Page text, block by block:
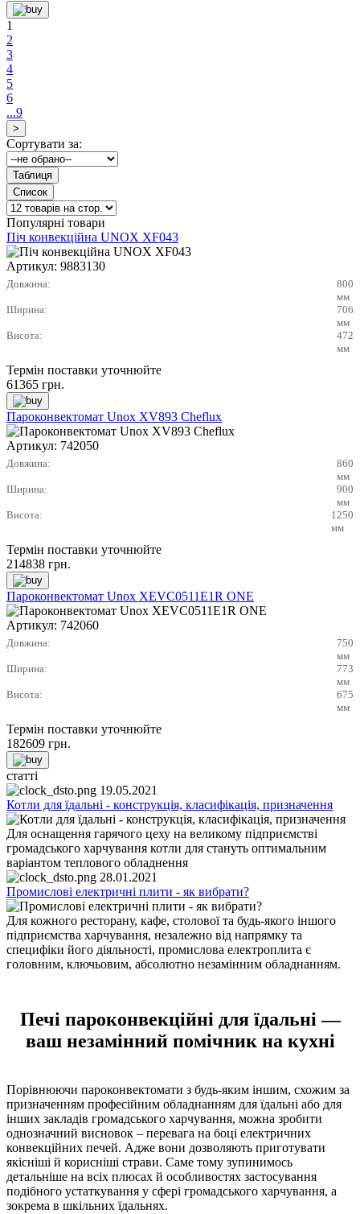
1
2
3
4
5
6
...9
Сортувати за:
Популярні товари
Піч конвекційна UNOX XF043
Артикул: 9883130
Довжина:
800
мм
Ширина:
706
мм
Висота:
472
мм
Термін поставки уточнюйте
61365 грн.
Пароконвектомат Unox XV893 Cheflux
Артикул: 742050
Довжина:
860
мм
Ширина:
900
мм
Висота:
1250
мм
Термін поставки уточнюйте
214838 грн.
Пароконвектомат Unox XEVC0511E1R ONE
Артикул: 742060
Довжина:
750
мм
Ширина:
773
мм
Висота:
675
мм
Термін поставки уточнюйте
182609 грн.
статті
19.05.2021
Котли для їдальні - конструкція, класифікація, призначення
Для оснащення гарячого цеху на великому підприємстві
громадського харчування котли для стануть оптимальним
варіантом теплового обладнення
28.01.2021
Промислові електричні плити - як вибрати?
Для кожного ресторану, кафе, столової та будь-якого іншого
підприємства харчування, незалежно від напрямку та
специфіки його діяльності, промислова електроплита є
головним, ключьовим, абсолютно незамінним обладнанням.
Печі пароконвекційні для їдальні —
ваш незамінний помічник на кухні
Порівнюючи пароконвектомати з будь-яким іншим, схожим за
призначенням професійним обладнанням для їдальні або для
інших закладів громадського харчування, можна зробити
однозначний висновок – перевага на боці електричних
конвекційних печей. Адже вони дозволяють приготувати
якісніші й корисніші страви. Саме тому зупинимось
детальніше на всіх плюсах й особливостях застосування
подібного устаткування у сфері громадського харчування, а
зокрема в шкільних їдальнях.